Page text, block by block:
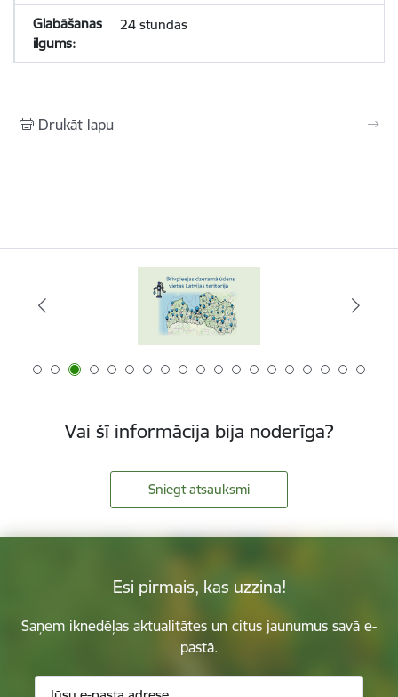
24 stundas
Drukāt lapu
Vai šī informācija bija noderīga?
Sniegt atsauksmi
Esi pirmais, kas uzzina!
Saņem iknedēļas aktualitātes un citus jaunumus savā e-
pastā.